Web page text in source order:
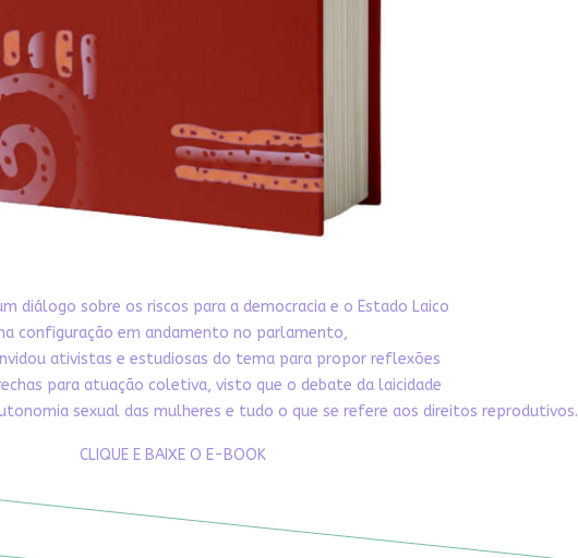
diálogo sobre os riscos para a democracia e o Estado Laico
configuração em andamento no parlamento,
ativistas e estudiosas do tema para propor reflexões
para atuação coletiva, visto que o debate da laicidade
sexual das mulheres e tudo o que se refere aos direitos reprodutivos.
CLIQUE E BAIXE O E-BOOK